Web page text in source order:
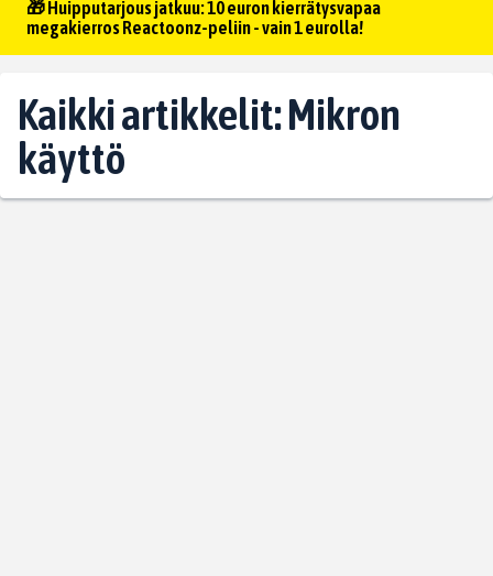
🎁 Huipputarjous jatkuu: 10 euron kierrätysvapaa
megakierros Reactoonz-peliin - vain 1 eurolla!
Kaikki artikkelit: Mikron
käyttö